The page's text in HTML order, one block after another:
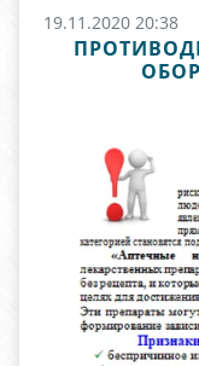
19.11.2020 20:38